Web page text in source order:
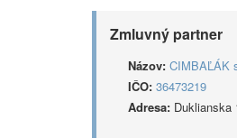
Zmluvný partner
Názov: CIMBAĽÁK
IČO: 36473219
Adresa: Duklianska